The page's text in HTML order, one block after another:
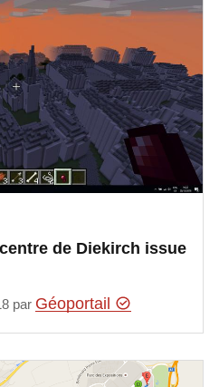
de Diekirch issue
par Géoportail